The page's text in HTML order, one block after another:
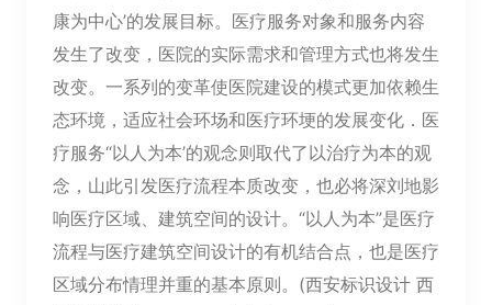
康为中心’的发展目标。医疗服务对象和服务内容
发生了改变，医院的实际需求和管理方式也将发生
改变。一系列的变革使医院建设的模式更加依赖生
态环境，适应社会环场和医疗环埂的发展变化．医
疗服务“以人为本’的观念则取代了以治疗为本的观
念，山此引发医疗流程本质改变，也必将深刘地影
响医疗区域、建筑空间的设计。“以人为本”是医疗
流程与医疗建筑空间设计的有机结合点，也是医疗
区域分布情理并重的基本原则。(西安标识设计 西